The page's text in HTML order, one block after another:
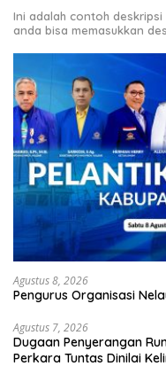
Ini adalah contoh
anda bisa memasukkan
Agustus 8, 2026
Pengurus Organisasi
Agustus 7, 2026
Dugaan Penyerangan
Perkara Tuntas Dinilai